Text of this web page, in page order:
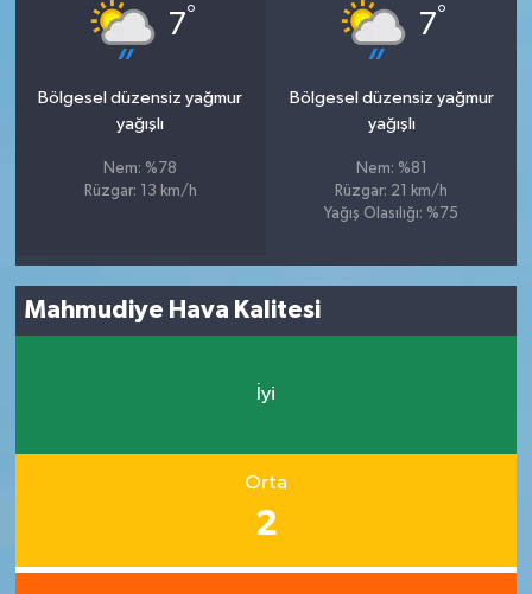
7°
Bölgesel düzensiz yağmur
yağışlı
Nem: %78
Rüzgar: 13 km/h
7°
Bölgesel düzensiz yağmur
yağışlı
Nem: %81
Rüzgar: 21 km/h
Yağış Olasılığı: %75
Mahmudiye Hava Kalitesi
İyi
Orta
2